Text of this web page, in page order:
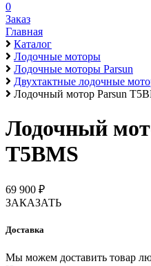
0
Заказ
Главная
Каталог
Лодочные моторы
Лодочные моторы Parsun
Двухтактные лодочные
Лодочный мотор Parsun
Лодочный
T5BMS
69 900 ₽
ЗАКАЗАТЬ
Доставка
Мы можем доставить товар